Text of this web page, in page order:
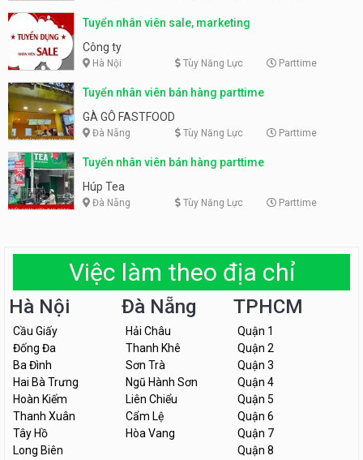
Tuyển nhân viên sale, marketing
Công ty
Hà Nội Tùy Năng Lực Parttime
Tuyển nhân viên bán hàng parttime
GÀ GÔ FASTFOOD
Đà Nẵng Tùy Năng Lực Parttime
Tuyển nhân viên bán hàng parttime
Húp Tea
Đà Nẵng Tùy Năng Lực Parttime
Việc làm theo địa chỉ
Hà Nội
Cầu Giấy
Đống Đa
Ba Đình
Hai Bà Trưng
Hoàn Kiếm
Thanh Xuân
Tây Hồ
Long Biên
Đà Nẵng
Hải Châu
Thanh Khê
Sơn Trà
Ngũ Hành Sơn
Liên Chiểu
Cẩm Lệ
Hòa Vang
TPHCM
Quận 1
Quận 2
Quận 3
Quận 4
Quận 5
Quận 6
Quận 7
Quận 8